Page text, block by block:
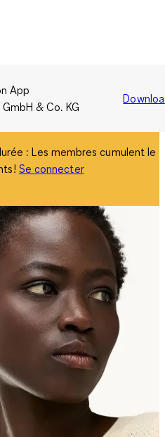
App
& Co. KG
: Les membres cumulent le
Se connecter